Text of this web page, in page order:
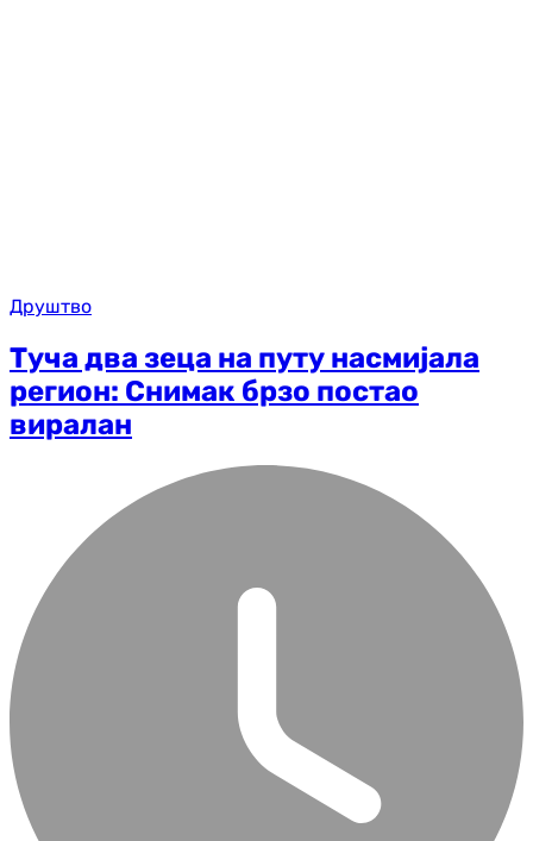
Друштво
Туча два зеца на путу насмијала
регион: Снимак брзо постао
виралан